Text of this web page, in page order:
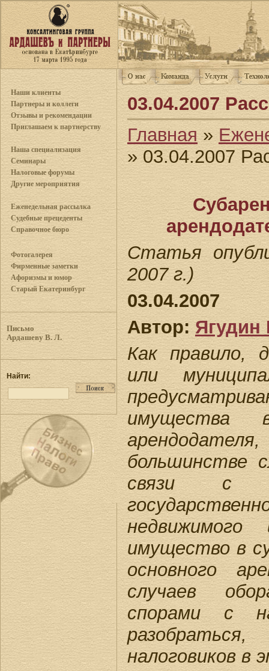
Наши клиенты
Партнеры и коллеги
Отзывы и рекомендации
Приглашаем к партнерству
Наша специализация
Семинары
Налоговые форумы
Другие мероприятия
Еженедельная рассылка
Судебные прецеденты
Справочное бюро
Фотогалерея
Фирменные заметки
Афоризмы и юмор
Старый Екатеринбург
Письмо
Ардашеву В. Л.
Найти:
03.04.2007
Главная»
» 03.04.2007
Статья
2007 г.)
03.04.2007
Автор: Ягудин
Как правило,
или
имущества
большинстве
связи с
имущество в
основного
случаев
спорами с
налоговиков в